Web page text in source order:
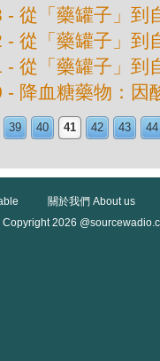
- 從「藥罐子」到
- 從「藥罐子」到
- 從「藥罐子」到
- 降血糖藥物：因
39 40 41 42 43 44
關於我們 About us
Copyright 2026